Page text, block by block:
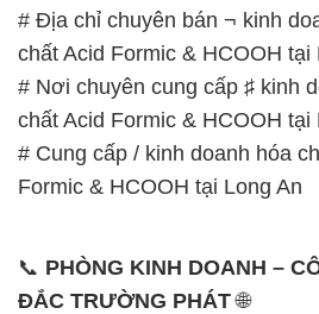
# Địa chỉ chuyên bán ¬ kinh
chất Acid Formic & HCOOH tại
# Nơi chuyên cung cấp ♯ kinh
chất Acid Formic & HCOOH tại
# Cung cấp / kinh doanh hóa
Formic & HCOOH tại Long An
📞 PHÒNG KINH DOANH –
ĐẮC TRƯỜNG PHÁT🌐